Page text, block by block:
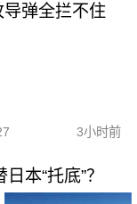
导弹全拦不住
3小时前
本“托底”？